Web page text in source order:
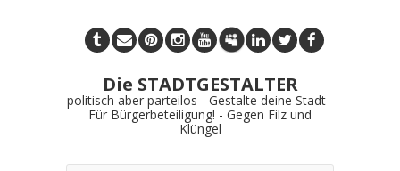
Die STADTGESTALTER
politisch aber parteilos - Gestalte deine Stadt -
Für Bürgerbeteiligung! - Gegen Filz und
Klüngel